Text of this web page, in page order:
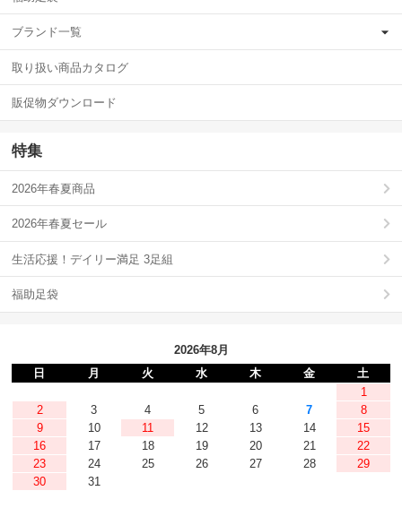
ブランド一覧
取り扱い商品カタログ
販促物ダウンロード
特集
2026年春夏商品
2026年春夏セール
生活応援！デイリー満足 3足組
福助足袋
2026年8月
日
月 火 水 木 金
土
1
2
3 4 5 6 7
8
9
10 11 12 13 14
15
16
17 18 19 20 21
22
23
24 25 26 27 28
29
30
31